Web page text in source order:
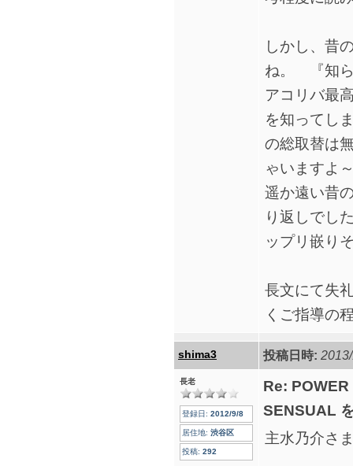
しかし、昔
ね。 『知
アコリバ最
を知ってし
の総取替は
ゃいますよ
遥か遠い昔
り返しでし
ップリ嵌り
長文にて失
くご指導の
shima3 投稿日時:
長老
登録日: 2012/9/8
居住地: 渋谷区
投稿: 292
Re:
SENSUAL
主水乃介さ